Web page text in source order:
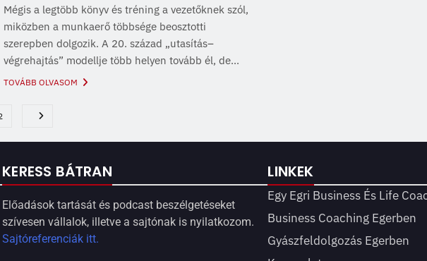
Mégis a legtöbb könyv és tréning a vezetőknek szól,
miközben a munkaerő többsége beosztotti
szerepben dolgozik. A 20. század „utasítás–
végrehajtás” modellje több helyen tovább él, de...
TOVÁBB OLVASOM
KERESS BÁTRAN
Előadások tartását és podcast beszélgetéseket
szívesen vállalok, illetve a sajtónak is nyilatkozom.
Sajtóreferenciák itt.
LINKEK
Egy Egri Business És Life
Business Coaching Egerben
Gyászfeldolgozás Egerben